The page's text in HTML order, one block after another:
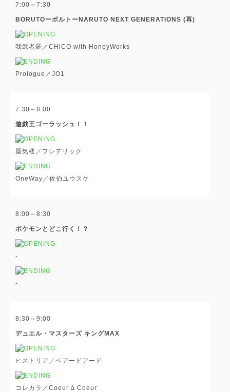
7:00～7:30
BORUTOーボルトーNARUTO NEXT GENERATIONS (再)
我武者羅／CHiCO with HoneyWorks
Prologue／JO1
7:30～8:00
遊戯王ゴーラッシュ！！
蜃気楼／フレデリック
OneWay／佐伯ユウスケ
8:00～8:30
ポケモンとどこ行く！？
-
-
8:30～9:00
デュエル・マスターズ キングMAX
ヒストリア／ベアードアード
コレカラ／Coeur à Coeur